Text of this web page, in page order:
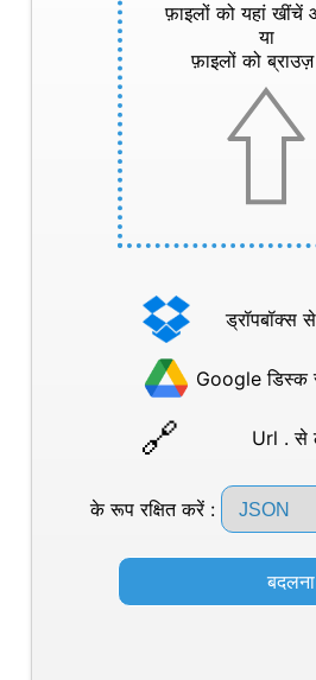
फ़ाइलों को यहां खींचें
या
फ़ाइलों को
ड्रॉपबॉक्स
Google डिस्क
Url . से
के रूप रक्षित करें :
बदलना